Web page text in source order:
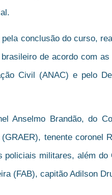
conclusão do curso,
de acordo com
Civil (ANAC) e pelo
Anselmo Brandão, do
tenente coronel
militares, além do
(FAB), capitão Adilson